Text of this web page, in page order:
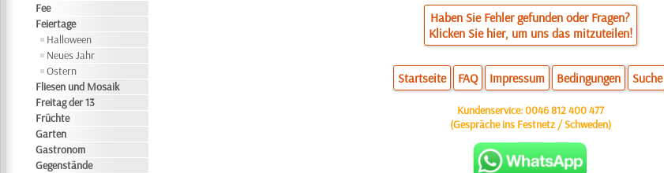
Fee
Feiertage
Halloween
Neues Jahr
Ostern
Fliesen und Mosaik
Freitag der 13
Früchte
Garten
Gastronom
Gegenstände
Haben Sie Fehler gefunden oder Fragen?
Klicken Sie hier, um uns das mitzuteilen!
Startseite FAQ Impressum Bedingungen Suche
Kundenservice:0046 812 400 477
(Gespräche ins Festnetz / Schweden)